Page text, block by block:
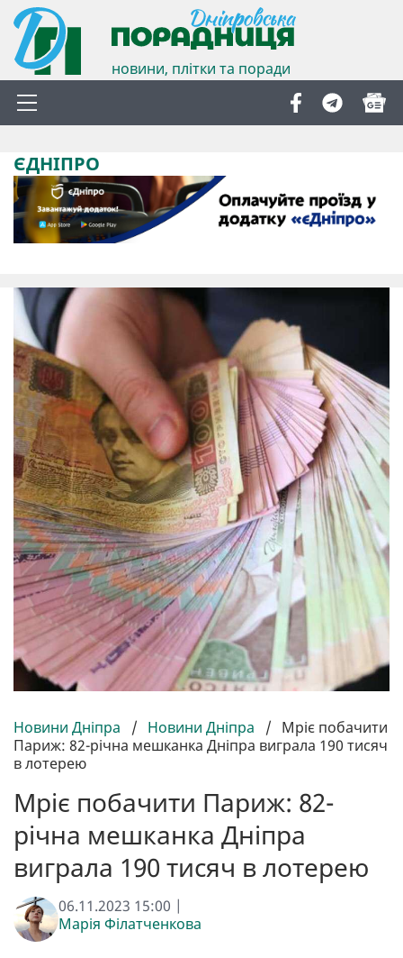
новини, плітки та поради
ЄДНІПРО
Новини Дніпра / Новини Дніпра / Мріє побачити
Париж: 82-річна мешканка Дніпра виграла 190 тисяч
в лотерею
Мріє побачити Париж: 82-
річна мешканка Дніпра
виграла 190 тисяч в лотерею
06.11.2023 15:00 |
Марія Філатченкова